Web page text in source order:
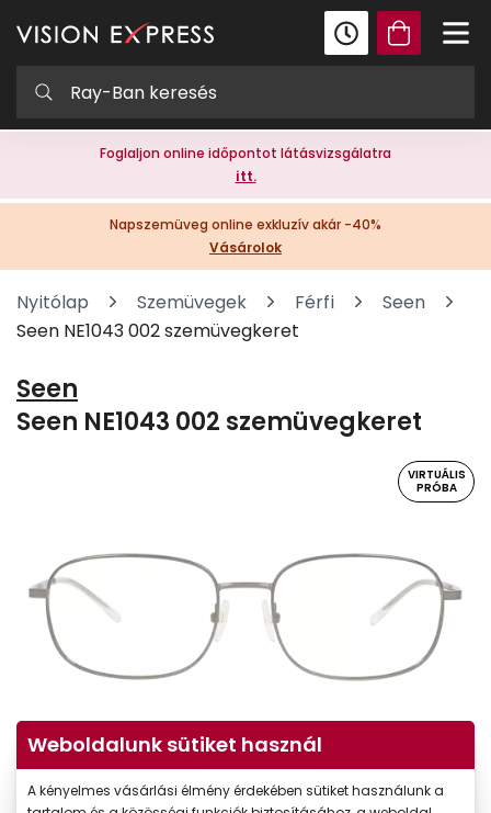
Foglaljon online időpontot látásvizsgálatra
itt.
Napszemüveg online exkluzív akár -40%
Vásárolok
Nyitólap Szemüvegek Férfi
Seen
Seen NE1043 002 szemüvegkeret
Seen
Seen NE1043 002 szemüvegkeret
VIRTUÁLIS
PRÓBA
Virtuális próba
Weboldalunk sütiket használ
A kényelmes vásárlási élmény érdekében sütiket használunk a